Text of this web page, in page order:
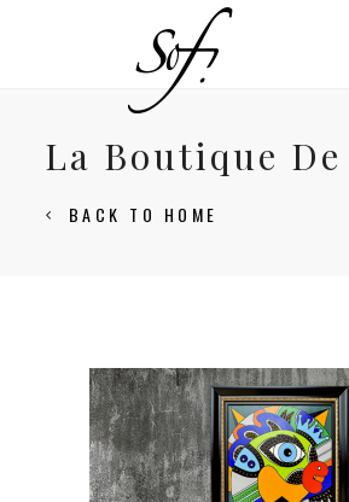
La Boutique
BACK TO HOME